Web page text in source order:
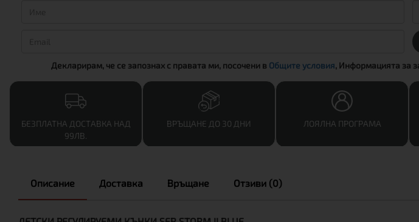
Декларирам, че се запознах с правата ми, посочени в Общите условия, Информацията за
БЕЗПЛАТНА ДОСТАВКА НАД
99ЛВ.
ВРЪЩАНЕ ДО 30 ДНИ ЛОЯЛНА ПРОГРАМА
Описание Доставка Връщане Отзиви (0)